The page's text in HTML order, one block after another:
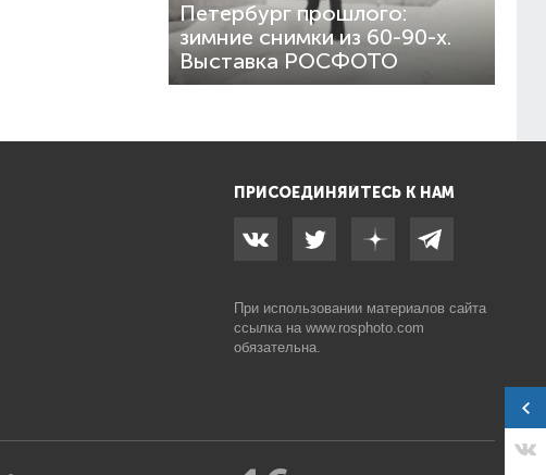
Петербург прошлого:
зимние снимки из 60-90-х.
Выставка РОСФОТО
ПРИСОЕДИНЯЙТЕСЬ К НАМ
При использовании материалов сайта
ссылка на www.rosphoto.com
обязательна.